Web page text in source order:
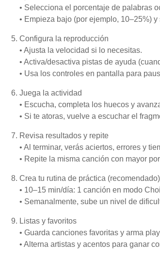
• Selecciona el porcentaje de palabras
• Empieza bajo (por ejemplo, 10–25%)
Configura la reproducción
• Ajusta la velocidad si lo necesitas.
• Activa/desactiva pistas de ayuda
• Usa los controles en pantalla para
Juega la actividad
• Escucha, completa los huecos y
• Si te atoras, vuelve a escuchar el
Revisa resultados y repite
• Al terminar, verás aciertos, errores y
• Repite la misma canción con mayor
Crea tu rutina de práctica (recomendado)
• 10–15 min/día: 1 canción en modo
• Semanalmente, sube un nivel de
Listas y favoritos
• Guarda canciones favoritas y arma
• Alterna artistas y acentos para ganar